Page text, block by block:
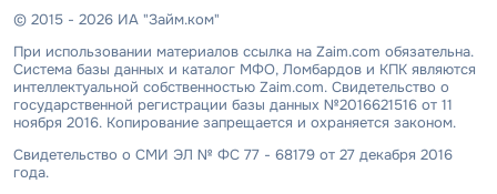
© 2015 - 2026 ИА "Займ.ком"
При использовании материалов ссылка на Zaim.com обязательна.
Система базы данных и каталог МФО, Ломбардов и КПК являются
интеллектуальной собственностью Zaim.com. Свидетельство о
государственной регистрации базы данных №2016621516 от 11
ноября 2016. Копирование запрещается и охраняется законом.
Свидетельство о СМИ ЭЛ № ФС 77 - 68179 от 27 декабря 2016
года.